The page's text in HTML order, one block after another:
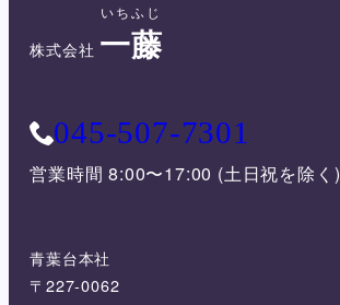
株式会社 一藤
いちふじ
045-507-7301
営業時間 8:00〜17:00 (土日祝を除く)
青葉台本社
〒227-0062